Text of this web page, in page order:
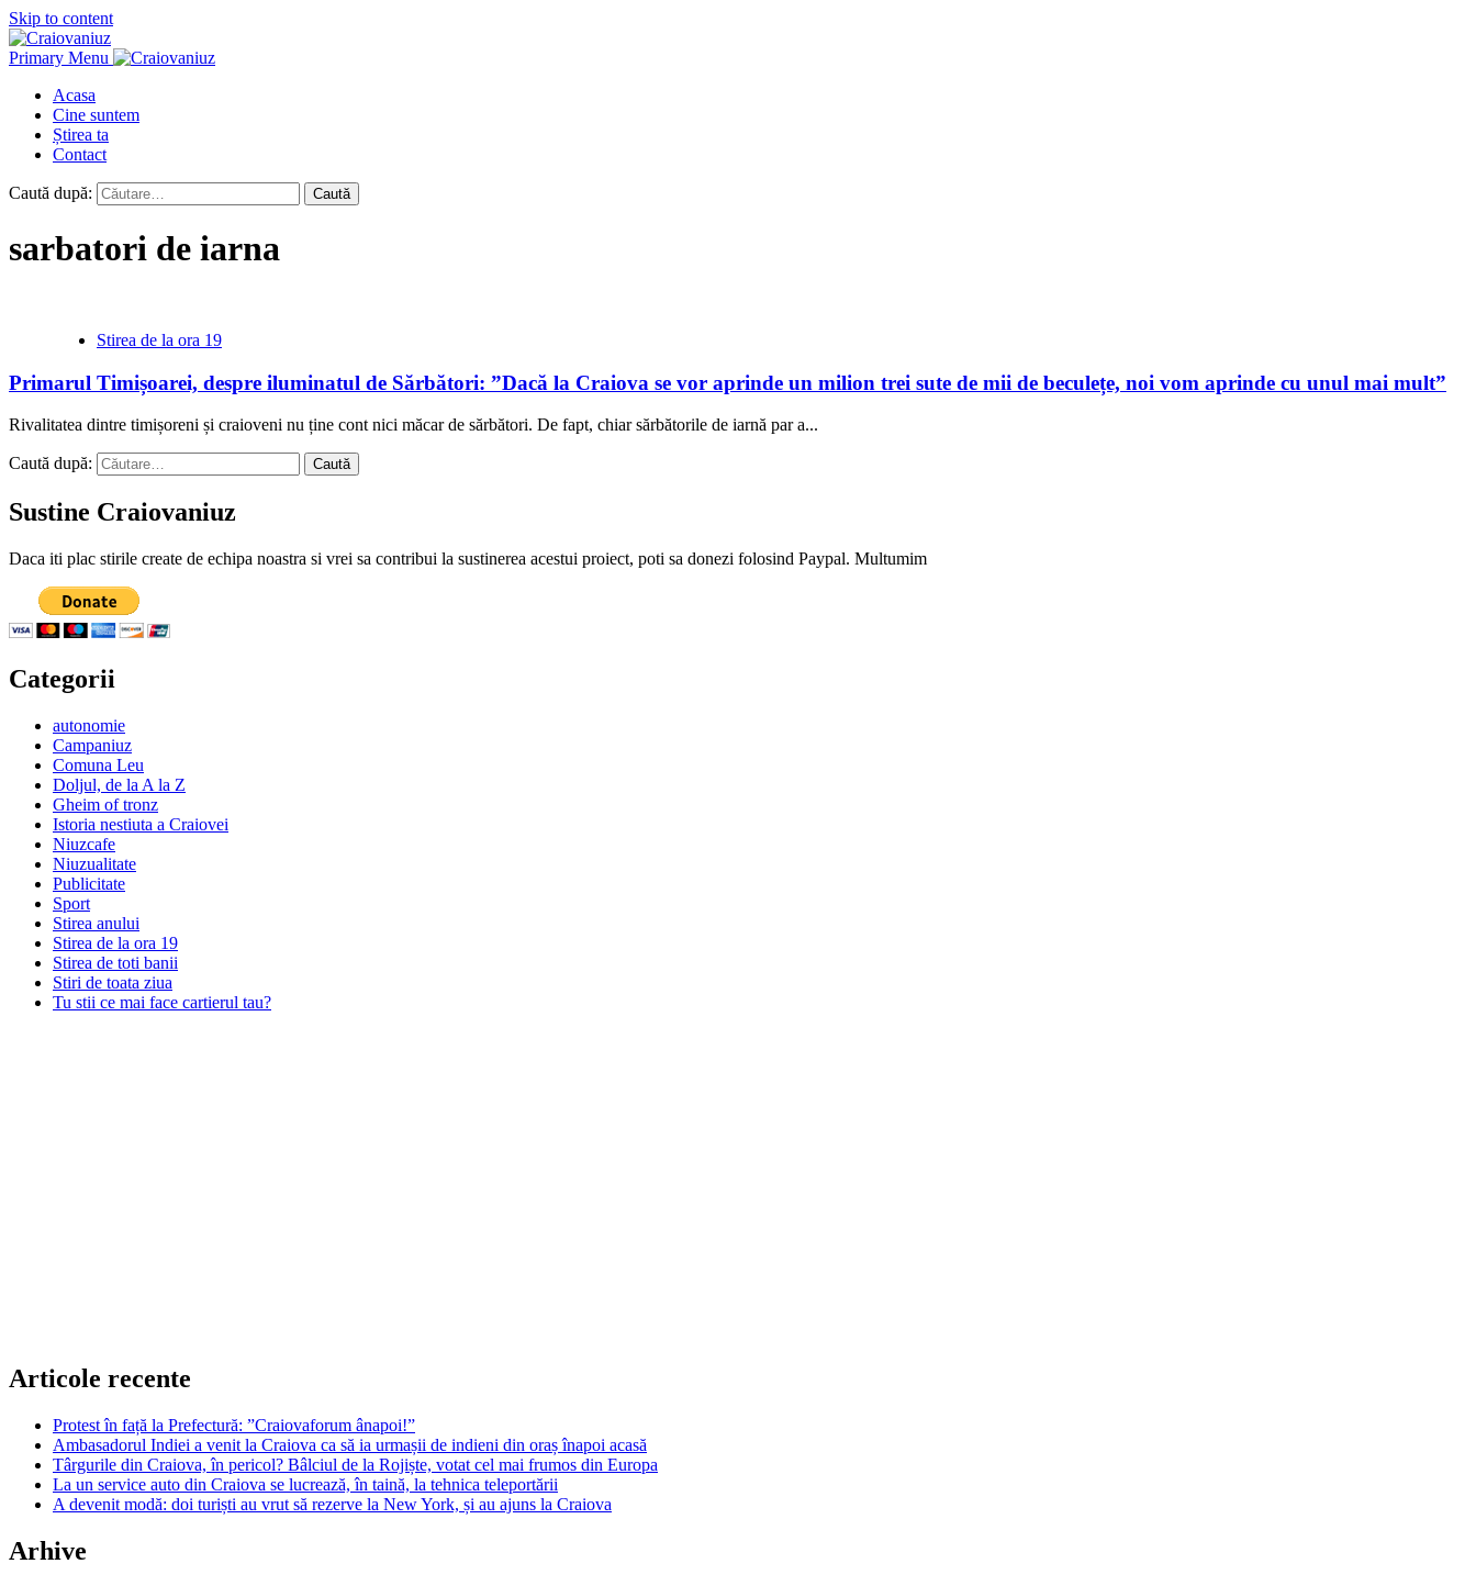
Skip to content
Primary Menu
Acasa
Cine suntem
Știrea ta
Contact
Caută după:
sarbatori de iarna
Stirea de la ora 19
Primarul Timișoarei, despre iluminatul de Sărbători: ”Dacă la Craiova se vor aprinde un milion trei sute de mii de beculețe, noi vom aprinde cu unul mai mult”
Rivalitatea dintre timișoreni și craioveni nu ține cont nici măcar de sărbători. De fapt, chiar sărbătorile de iarnă par a...
Caută după:
Sustine Craiovaniuz
Daca iti plac stirile create de echipa noastra si vrei sa contribui la sustinerea acestui proiect, poti sa donezi folosind Paypal. Multumim
Categorii
autonomie
Campaniuz
Comuna Leu
Doljul, de la A la Z
Gheim of tronz
Istoria nestiuta a Craiovei
Niuzcafe
Niuzualitate
Publicitate
Sport
Stirea anului
Stirea de la ora 19
Stirea de toti banii
Stiri de toata ziua
Tu stii ce mai face cartierul tau?
Articole recente
Protest în față la Prefectură: ”Craiovaforum ânapoi!”
Ambasadorul Indiei a venit la Craiova ca să ia urmașii de indieni din oraș înapoi acasă
Târgurile din Craiova, în pericol? Bâlciul de la Rojiște, votat cel mai frumos din Europa
La un service auto din Craiova se lucrează, în taină, la tehnica teleportării
A devenit modă: doi turiști au vrut să rezerve la New York, și au ajuns la Craiova
Arhive